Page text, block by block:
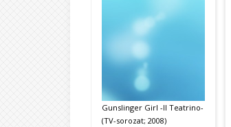
Gunslinger Girl -Il Teatrino-
(TV-sorozat; 2008)